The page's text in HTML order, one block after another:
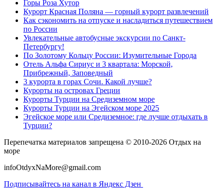
Горы Роза Хутор
Курорт Красная Поляна — горный курорт развлечений
Как сэкономить на отпуске и насладиться путешествием
по России
Увлекательные автобусные экскурсии по Санкт-
Петербургу!
По Золотому Кольцу России: Изумительные Города
Отель Альфа Сириус и 3 квартала: Морской,
Прибрежный, Заповедный
3 курорта в горах Сочи. Какой лучше?
Курорты на островах Греции
Курорты Турции на Средиземном море
Курорты Турции на Эгейском море 2025
Эгейское море или Средиземное: где лучше отдыхать в
Турции?
Перепечатка материалов запрещена © 2010-2026 Отдых на
море
infoOtdyxNaMore@gmail.com
Подписывайтесь на канал в Яндекс Дзен